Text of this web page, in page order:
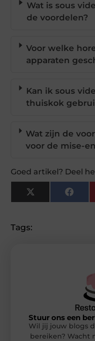
Wat is sous
de voordelen?
Voor welke
apparaten
Kan ik sous
thuiskok
Wat zijn de
voor de mise-
Goed artikel? Deel
X
(Twitter)
Tags:
Stuur ons een
Wil jij jouw blogs
bereiken? Wacht